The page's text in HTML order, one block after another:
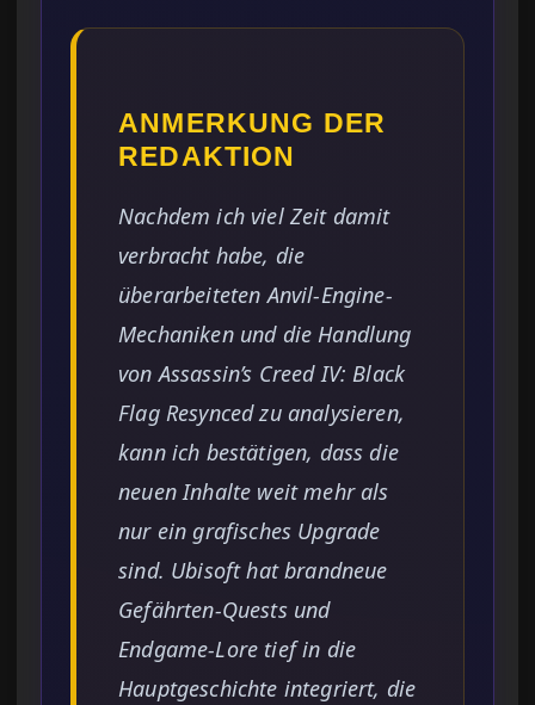
ANMERKUNG DER
REDAKTION
Nachdem ich viel Zeit damit
verbracht habe, die
überarbeiteten Anvil-Engine-
Mechaniken und die Handlung
von Assassin’s Creed IV: Black
Flag Resynced zu analysieren,
kann ich bestätigen, dass die
neuen Inhalte weit mehr als
nur ein grafisches Upgrade
sind. Ubisoft hat brandneue
Gefährten-Quests und
Endgame-Lore tief in die
Hauptgeschichte integriert, die